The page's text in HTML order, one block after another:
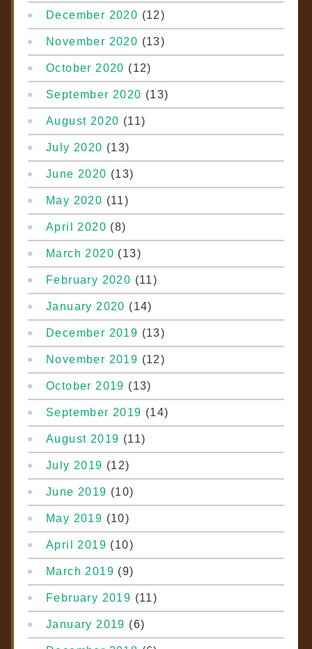
December 2020 (12)
November 2020 (13)
October 2020 (12)
September 2020 (13)
August 2020 (11)
July 2020 (13)
June 2020 (13)
May 2020 (11)
April 2020 (8)
March 2020 (13)
February 2020 (11)
January 2020 (14)
December 2019 (13)
November 2019 (12)
October 2019 (13)
September 2019 (14)
August 2019 (11)
July 2019 (12)
June 2019 (10)
May 2019 (10)
April 2019 (10)
March 2019 (9)
February 2019 (11)
January 2019 (6)